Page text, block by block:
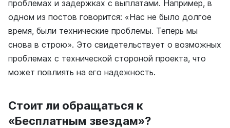
проблемах и задержках с выплатами. Например, в
одном из постов говорится: «Нас не было долгое
время, были технические проблемы. Теперь мы
снова в строю». Это свидетельствует о возможных
проблемах с технической стороной проекта, что
может повлиять на его надежность.
Стоит ли обращаться к
«Бесплатным звездам»?